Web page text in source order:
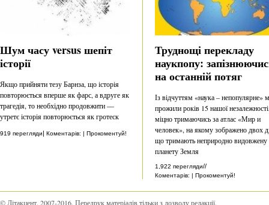
Шум часу versus шепіт
історії
Якщо прийняти тезу Барнза, що історія
повторюється вперше як фарс, а вдруге як
трагедія, то необхідно продовжити —
утретє історія повторюється як гротеск
919 перегляди| Коментарів: | Прокоментуй!
Труднощі перекладу
наукпопу:
на останній потяг
Із відчуттям «наука – непопулярне»
прожили років 15 нашої
міцно тримаючись за атлас «Мир и
человек», на якому зображено двох
що тримають неприродно видовжену
планету Земля
1,922 перегляди//
Коментарів: | Прокоментуй!
© Літакцент, 2007-2016. Передрук матеріалів тільки з дозволу редакції.